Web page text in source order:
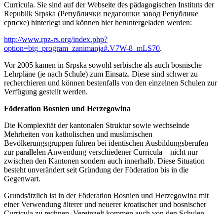
Curricula. Sie sind auf der Webseite des pädagogischen Instituts der
Republik Srpska (Републички педагошки завод Републике
српске) hinterlegt und können hier heruntergeladen werden:
http://www.rpz-rs.org/index.php?
option=btg_program_zanimanja#.V7W-8_mLS70.
Vor 2005 kamen in Srpska sowohl serbische als auch bosnische
Lehrpläne (je nach Schule) zum Einsatz. Diese sind schwer zu
recherchieren und können bestenfalls von den einzelnen Schulen zur
Verfügung gestellt werden.
Föderation Bosnien und Herzegowina
Die Komplexität der kantonalen Struktur sowie wechselnde
Mehrheiten von katholischen und muslimischen
Bevölkerungsgruppen führen bei identischen Ausbildungsberufen
zur parallelen Anwendung verschiedener Curricula – nicht nur
zwischen den Kantonen sondern auch innerhalb. Diese Situation
besteht unverändert seit Gründung der Föderation bis in die
Gegenwart.
Grundsätzlich ist in der Föderation Bosnien und Herzegowina mit
einer Verwendung älterer und neuerer kroatischer und bosnischer